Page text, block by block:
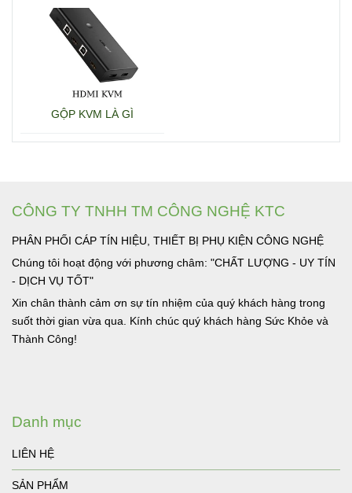
GỘP KVM LÀ GÌ
CÔNG TY TNHH TM CÔNG NGHỆ KTC
PHÂN PHỐI CÁP TÍN HIỆU, THIẾT BỊ PHỤ KIỆN CÔNG NGHỆ
Chúng tôi hoạt động với phương châm: "CHẤT LƯỢNG - UY TÍN
- DỊCH VỤ TỐT"
Xin chân thành cảm ơn sự tín nhiệm của quý khách hàng trong
suốt thời gian vừa qua. Kính chúc quý khách hàng Sức Khỏe và
Thành Công!
Danh mục
LIÊN HỆ
SẢN PHẨM